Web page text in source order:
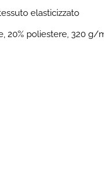
elasticizzato
20% poliestere, 320 g/